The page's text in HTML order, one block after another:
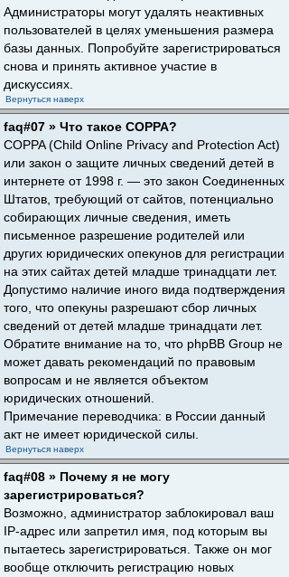
Администраторы могут удалять неактивных
пользователей в целях уменьшения размера
базы данных. Попробуйте зарегистрироваться
снова и принять активное участие в
дискуссиях.
Вернуться наверх
faq#07 » Что такое COPPA?
COPPA (Child Online Privacy and Protection Act)
или закон о защите личных сведений детей в
интернете от 1998 г. — это закон Соединенных
Штатов, требующий от сайтов, потенциально
собирающих личные сведения, иметь
письменное разрешение родителей или
других юридических опекунов для регистрации
на этих сайтах детей младше тринадцати лет.
Допустимо наличие иного вида подтверждения
того, что опекуны разрешают сбор личных
сведений от детей младше тринадцати лет.
Обратите внимание на то, что phpBB Group не
может давать рекомендаций по правовым
вопросам и не является объектом
юридических отношений.
Примечание переводчика: в России данный
акт не имеет юридической силы.
Вернуться наверх
faq#08 » Почему я не могу
зарегистрироваться?
Возможно, администратор заблокировал ваш
IP-адрес или запретил имя, под которым вы
пытаетесь зарегистрироваться. Также он мог
вообще отключить регистрацию новых